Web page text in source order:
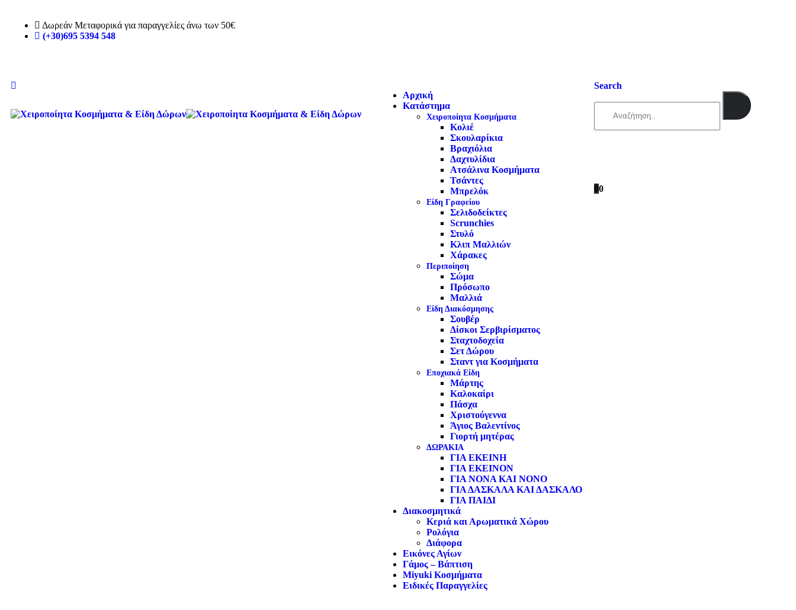
Δωρεάν Μεταφορικά για παραγγελίες άνω των 50€
(+30)695 5394 548
Αρχική
Κατάστημα
Χειροποίητα Κοσμήματα
Κολιέ
Σκουλαρίκια
Βραχιόλια
Δαχτυλίδια
Ατσάλινα Κοσμήματα
Τσάντες
Μπρελόκ
Είδη Γραφείου
Σελιδοδείκτες
Scrunchies
Στυλό
Κλιπ Μαλλιών
Χάρακες
Περιποίηση
Σώμα
Πρόσωπο
Μαλλιά
Είδη Διακόσμησης
Σουβέρ
Δίσκοι Σερβιρίσματος
Σταχτοδοχεία
Σετ Δώρου
Σταντ για Κοσμήματα
Εποχιακά Είδη
Μάρτης
Καλοκαίρι
Πάσχα
Χριστούγεννα
Άγιος Βαλεντίνος
Γιορτή μητέρας
ΔΩΡΑΚΙΑ
ΓΙΑ ΕΚΕΙΝΗ
ΓΙΑ ΕΚΕΙΝΟΝ
ΓΙΑ ΝΟΝΑ ΚΑΙ ΝΟΝΟ
ΓΙΑ ΔΑΣΚΑΛΑ ΚΑΙ ΔΑΣΚΑΛΟ
ΓΙΑ ΠΑΙΔΙ
Διακοσμητικά
Κεριά και Αρωματικά Χώρου
Ρολόγια
Διάφορα
Εικόνες Αγίων
Γάμος – Βάπτιση
Miyuki Κοσμήματα
Ειδικές Παραγγελίες
Search
00